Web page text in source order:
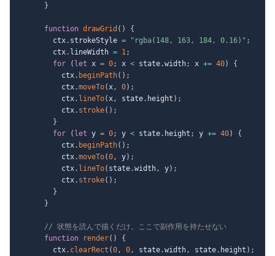
}
function drawGrid ( )
{
        ctx
. strokeStyle = "rgba(148, 163, 184, 0.16)" ;
        ctx
. lineWidth = 1;
for
( let x = 0; x < state.width; x += 40)
{
          ctx
. beginPath( ) ;
          ctx
.moveTo(x, 0) ;
          ctx
. lineTo(x, state. height ) ;
          ctx
. stroke( ) ;
}
for
( let y = 0; y < state. height ; y += 40)
{
          ctx
. beginPath( ) ;
          ctx
.moveTo(0, y) ;
          ctx
. lineTo( state.width, y) ;
          ctx
. stroke( ) ;
}
}
// 状態を読んで描くだけ。ここで副作用を持たせない
function
render( )
{
        ctx
. clearRect (0, 0, state.width, state. height ) ;